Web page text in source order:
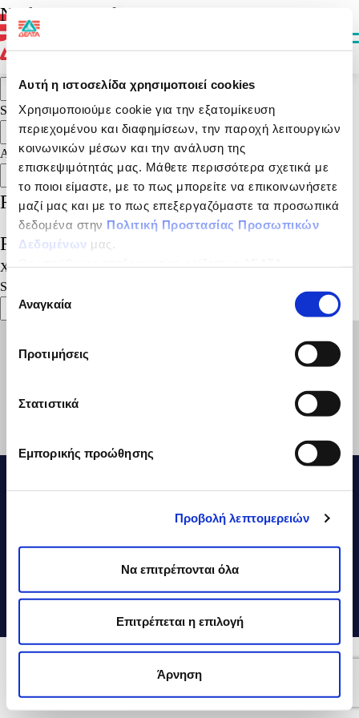
Αυτή η ιστοσελίδα χρησιμοποιεί cookies
Χρησιμοποιούμε cookie για την εξατομίκευση
περιεχομένου και διαφημίσεων, την παροχή λειτουργιών
κοινωνικών μέσων και την ανάλυση της
επισκεψιμότητάς μας. Μάθετε περισσότερα σχετικά με
το ποιοι είμαστε, με το πως μπορείτε να επικοινωνήσετε
μαζί μας και με το πως επεξεργαζόμαστε τα προσωπικά
δεδομένα στην Πολιτική Προστασίας Προσωπικών
Δεδομένων μας.
Επιλογή
συγκατάθεσης
Αναγκαία
Προτιμήσεις
Στατιστικά
Εμπορικής προώθησης
Προβολή λεπτομερειών
Να επιτρέπονται όλα
Επιτρέπεται η επιλογή
Άρνηση
Nothing Found
It seems we can’t find what you’re looking for. Perhaps searching can
help.
Αναζήτηση για:
Search
Search
Search
Αναζήτηση
Αναζήτηση
Recent Posts
Recent Comments
Χωρίς σχόλια για εμφάνιση.
Search
Social Media
ΔΕΛΤΑ Τρόφιμα © 2026
Εκθέσεις ΕSG
Craft by MRM//McCann